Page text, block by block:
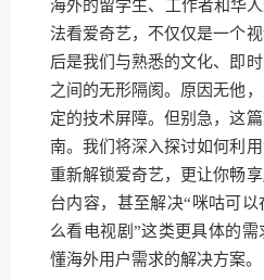
海外的留学生、工作者和华
法看爱奇艺，不仅仅是一个
后是我们与熟悉的文化、即
之间的无形隔阂。原因无他
定的技术屏障。但别急，这
南。我们将深入探讨如何利
重新解锁爱奇艺，更让你畅
台内容，甚至解决“咪咕可
么看电视剧”这类更具体的
懂海外用户需求的解决方案。